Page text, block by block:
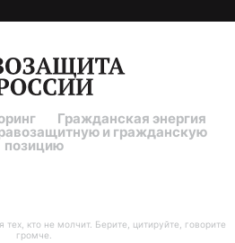
Гражданская энергия
и гражданскую
позицию
тех, кто не молчит. Берите, цитируйте, говорите
громче.